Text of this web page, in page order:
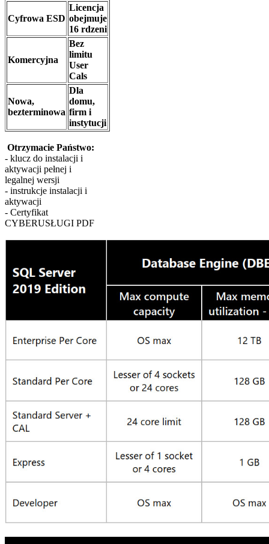
Cyfrowa ESD
Licencja
obejmuje
16 rdzeni
Komercyjna
Bez
limitu
User
Cals
Nowa,
bezterminowa
Dla
domu,
firm i
instytucji
​Otrzymacie Państwo:
- klucz do instalacji i
aktywacji pełnej i
legalnej wersji
- instrukcje instalacji i
aktywacji
- Certyfikat
CYBERUSŁUGI PDF